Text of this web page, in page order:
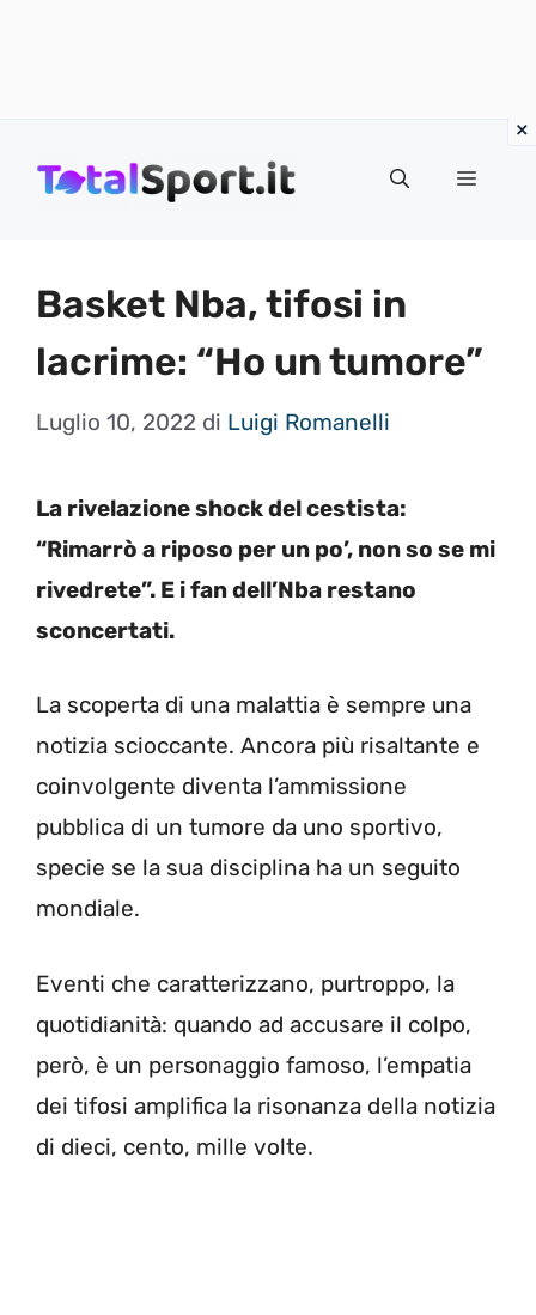
MENU
Basket Nba, tifosi in
lacrime: “Ho un tumore”
Luglio 10, 2022 di Luigi Romanelli
La rivelazione shock del cestista:
“Rimarrò a riposo per un po’, non so se mi
rivedrete”. E i fan dell’Nba restano
sconcertati.
La scoperta di una malattia è sempre una
notizia scioccante. Ancora più risaltante e
coinvolgente diventa l’ammissione
pubblica di un tumore da uno sportivo,
specie se la sua disciplina ha un seguito
mondiale.
Eventi che caratterizzano, purtroppo, la
quotidianità: quando ad accusare il colpo,
però, è un personaggio famoso, l’empatia
dei tifosi amplifica la risonanza della notizia
di dieci, cento, mille volte.